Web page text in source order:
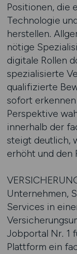
Positionen, die
Technologie
herstellen.
nötige
digitale Rollen
spezialisierte
qualifizierte
sofort
Perspektive
innerhalb der
steigt deutlich,
erhöht und den
Unternehmen,
Services in
Jobportal Nr. 1
Plattform ein